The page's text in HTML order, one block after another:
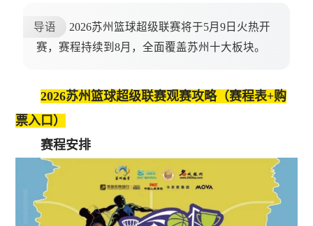
导语
2026苏州篮球超级联赛将于5月9日火热开
赛，赛程持续到8月，全面覆盖苏州十大板块。
2026苏州篮球超级联赛观赛攻略（赛程表+购
票入口）
赛程安排